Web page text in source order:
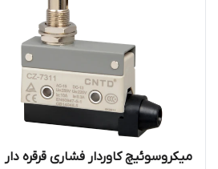
میکروسوئیچ کاوردار فشاری قرقره دار